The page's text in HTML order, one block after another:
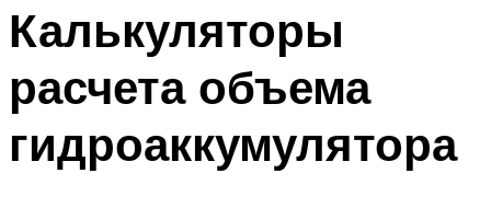
Меню
Калькуляторы
расчета объема
гидроаккумулятора